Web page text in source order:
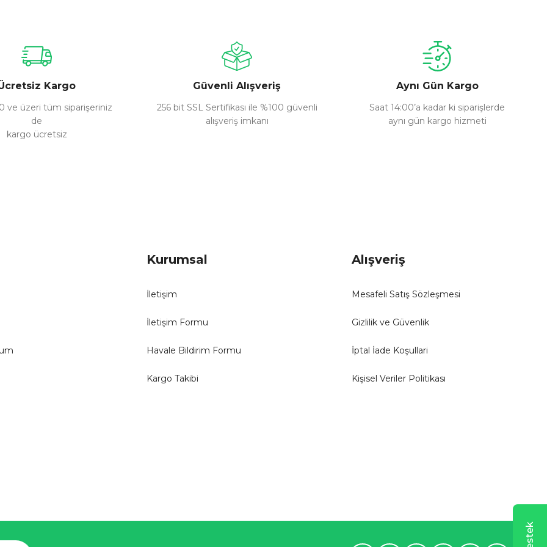
Kargo
ve üzeri tüm siparişeriniz
de
kargo ücretsiz
Güvenli Alışveriş
256 bit SSL Sertifikası ile %100 güvenli
alışveriş imkanı
Aynı Gün Kargo
Saat 14:00’a kadar ki siparişlerde
aynı gün kargo hizmeti
Kurumsal
İletişim
İletişim Formu
Havale Bildirim Formu
Kargo Takibi
Alışveriş
Mesafeli Satış Sözleşmesi
Gizlilik ve Güvenlik
İptal İade Koşullari
Kişisel Veriler Politikası